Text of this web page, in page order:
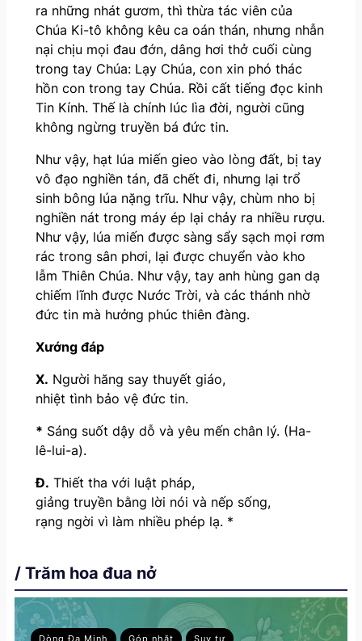
ra những nhát gươm, thì thừa tác viên của
Chúa Ki-tô không kêu ca oán thán, nhưng nhẫn
nại chịu mọi đau đớn, dâng hơi thở cuối cùng
trong tay Chúa: Lạy Chúa, con xin phó thác
hồn con trong tay Chúa. Rồi cất tiếng đọc kinh
Tin Kính. Thế là chính lúc lìa đời, người cũng
không ngừng truyền bá đức tin.
Như vậy, hạt lúa miến gieo vào lòng đất, bị tay
vô đạo nghiền tán, đã chết đi, nhưng lại trổ
sinh bông lúa nặng trĩu. Như vậy, chùm nho bị
nghiền nát trong máy ép lại chảy ra nhiều rượu.
Như vậy, lúa miến được sàng sẩy sạch mọi rơm
rác trong sân phơi, lại được chuyển vào kho
lẫm Thiên Chúa. Như vậy, tay anh hùng gan dạ
chiếm lĩnh được Nước Trời, và các thánh nhờ
đức tin mà hưởng phúc thiên đàng.
Xướng đáp
X. Người hăng say thuyết giáo,
nhiệt tình bảo vệ đức tin.
* Sáng suốt dậy dỗ và yêu mến chân lý. (Ha-
lê-lui-a).
Đ. Thiết tha với luật pháp,
giảng truyền bằng lời nói và nếp sống,
rạng ngời vì làm nhiều phép lạ. *
/ Trăm hoa đua nở
Dòng Đa Minh Góp nhặt Suy tư